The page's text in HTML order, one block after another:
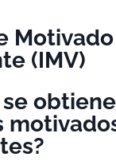
Motivado
(IMV)
se